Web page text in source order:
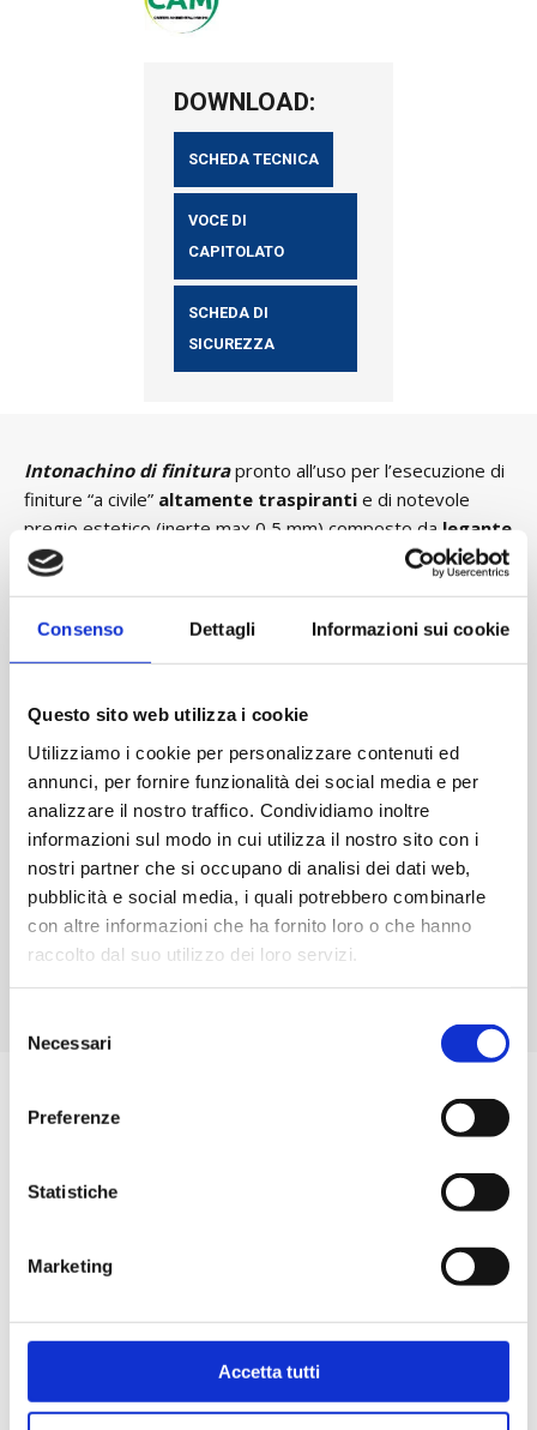
Consenso Dettagli Informazioni sui cookie
Questo sito web utilizza i cookie
Utilizziamo i cookie per personalizzare contenuti ed
annunci, per fornire funzionalità dei social media e per
analizzare il nostro traffico. Condividiamo inoltre
informazioni sul modo in cui utilizza il nostro sito con i
nostri partner che si occupano di analisi dei dati web,
pubblicità e social media, i quali potrebbero combinarle
con altre informazioni che ha fornito loro o che hanno
raccolto dal suo utilizzo dei loro servizi.
delNecessari
Preferenze
Statistiche
Marketing
Accetta tutti
DOWNLOAD:
SCHEDA TECNICA
VOCE DI
CAPITOLATO
SCHEDA DI
SICUREZZA
Intonachino di finiturapronto all’uso per l’esecuzione di
finiture “a civile” altamente traspiranti e di notevole
pregio estetico (inerte max 0,5 mm) composto da legante
aereo naturale
inerti carbonatico-
cristallino
ConP-111 finitura
traspirante otterremo una:
Ottima lavorabilità e facilità di ripresa
Ottima frattazzatura
Elevata adesiohe anche su intonaci stagionati
Aumento della durabilità e delle prospettive di vita
dell’intonaco
P-111 finitura è idonea su:
Intonaci premiscelati o tradizionali
Intonaci deumidificanti
Intonaci stagionati
Malte cementizie, a calce o calce cemento
CARATTERISTICHE
premiscelato
di colore
INERTI
max 0,5 mm
LEGANTE
aereo,
cemento
ACQUA D’IMPASTO
ca 30-32 %